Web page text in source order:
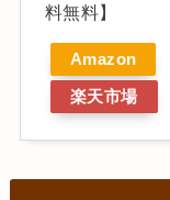
料無料】
Amazon
楽天市場